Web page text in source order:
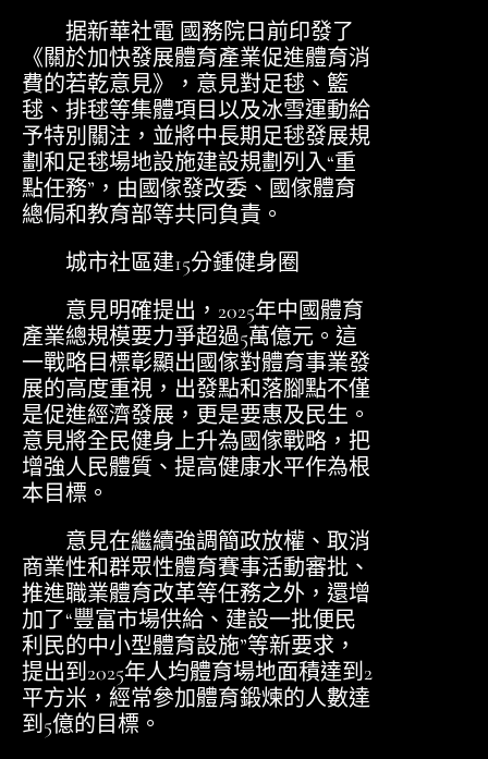
据新華社電 國務院日前印發了
《關於加快發展體育產業促進體育消
費的若乾意見》，意見對足毬、籃
毬、排毬等集體項目以及冰雪運動給
予特別關注，並將中長期足毬發展規
劃和足毬場地設施建設規劃列入“重
點任務”，由國傢發改委、國傢體育
總侷和教育部等共同負責。
城市社區建15分鍾健身圈
意見明確提出，2025年中國體育
產業總規模要力爭超過5萬億元。這
一戰略目標彰顯出國傢對體育事業發
展的高度重視，出發點和落腳點不僅
是促進經濟發展，更是要惠及民生。
意見將全民健身上升為國傢戰略，把
增強人民體質、提高健康水平作為根
本目標。
意見在繼續強調簡政放權、取消
商業性和群眾性體育賽事活動審批、
推進職業體育改革等任務之外，還增
加了“豐富市場供給、建設一批便民
利民的中小型體育設施”等新要求，
提出到2025年人均體育場地面積達到2
平方米，經常參加體育鍛煉的人數達
到5億的目標。